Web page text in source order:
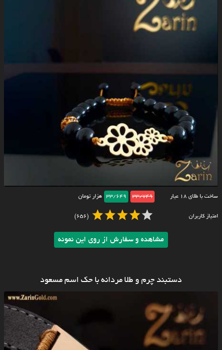
ساخت با طلای ۱۸ عیار 33/749
33/649 هزار تومان
امتیاز کاربران (656)
مشاهده و سفارش از روی این نمونه
دستبند چرم و طلا مردانه با حک اسم مسعود